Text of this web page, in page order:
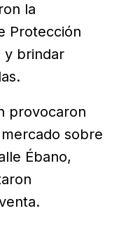
la
Protección
y brindar
provocaron
sobre
Ébano,